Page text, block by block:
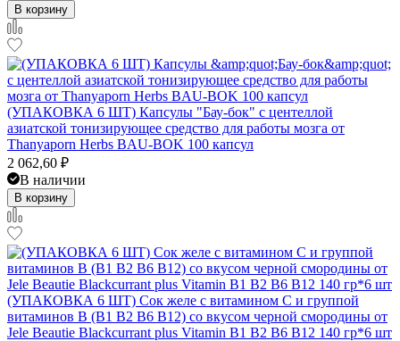
В корзину
(УПАКОВКА 6 ШТ) Капсулы "Бау-бок" с центеллой
азиатской тонизирующее средство для работы мозга от
Thanyaporn Herbs BAU-BOK 100 капсул
2 062,60 ₽
В наличии
В корзину
(УПАКОВКА 6 ШТ) Сок желе с витамином С и группой
витаминов B (B1 B2 B6 B12) со вкусом черной смородины от
Jele Beautie Blackcurrant plus Vitamin B1 B2 B6 B12 140 гр*6 шт